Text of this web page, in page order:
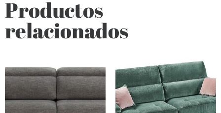
Productos
relacionados